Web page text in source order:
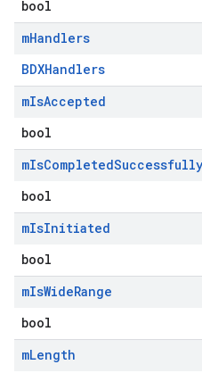
bool
mHandlers
BDXHandlers
mIsAccepted
bool
mIsCompletedSuccessfully
bool
mIsInitiated
bool
mIsWideRange
bool
mLength